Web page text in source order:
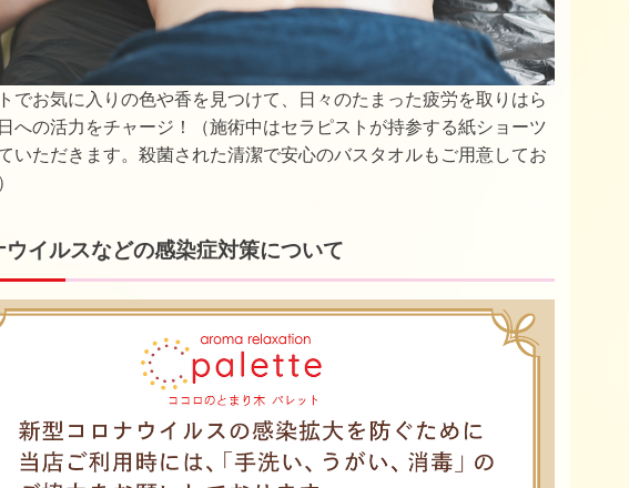
でお気に入りの色や香を見つけて、日々のたまった疲労を取りはら
への活力をチャージ！（施術中はセラピストが持参する紙ショーツ
いただきます。殺菌された清潔で安心のバスタオルもご用意してお
ウイルスなどの感染症対策について